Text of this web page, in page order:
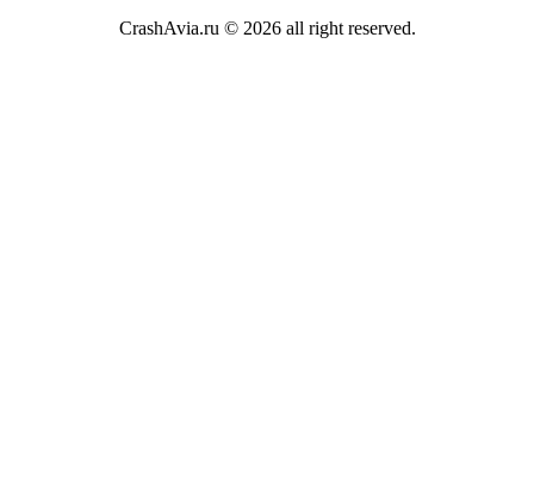
CrashAvia.ru © 2026 all right reserved.